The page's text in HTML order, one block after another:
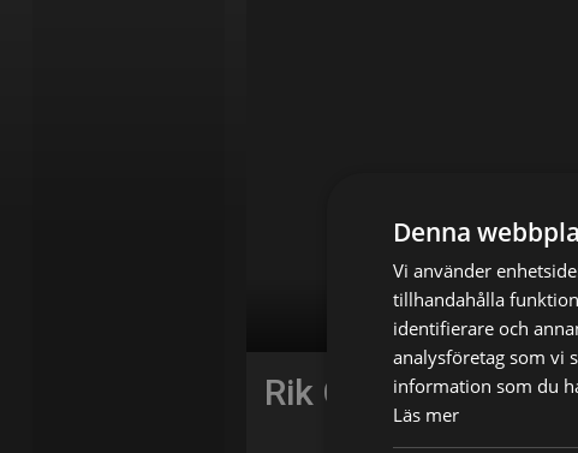
Rik Grayson
Denna
Vi använder
tillhandahålla
identifierare och
analysföretag som vi
information som du
Läs mer